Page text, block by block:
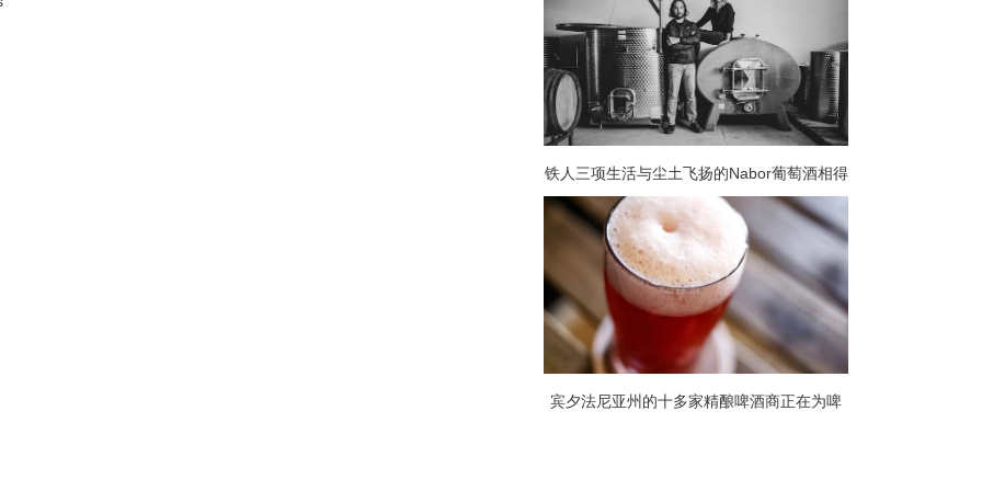
铁人三项生活与尘土飞扬的Nabor葡萄酒相得
宾夕法尼亚州的十多家精酿啤酒商正在为啤